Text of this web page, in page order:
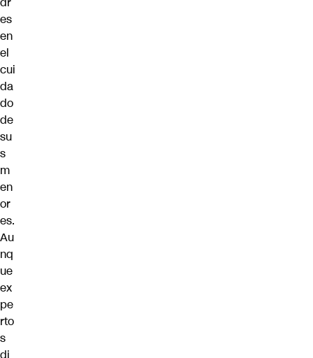
es
en
el
cui
da
do
de
su
s
m
en
or
es.
Au
nq
ue
ex
pe
rto
s
di